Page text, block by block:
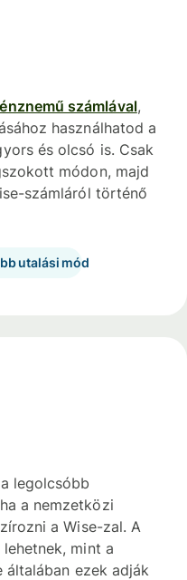
számlával,
használhatod a
és olcsó is. Csak
módon, majd
számláról történő
utalási mód
legolcsóbb
a nemzetközi
a Wise-zal. A
mint a
ezek adják